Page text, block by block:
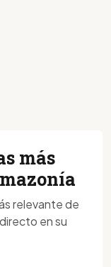
más
relevante de
en su